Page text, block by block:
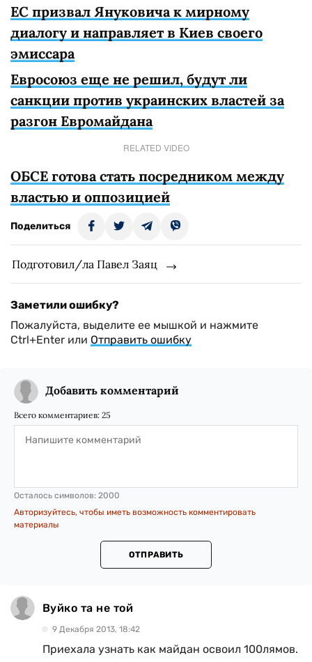
ЕС призвал Януковича к мирному
диалогу и направляет в Киев своего
эмиссара
Евросоюз еще не решил, будут ли
санкции против украинских властей за
разгон Евромайдана
RELATED VIDEO
ОБСЕ готова стать посредником между
властью и оппозицией
Поделиться
Подготовил/ла Павел Заяц
Заметили ошибку?
Пожалуйста, выделите ее мышкой и нажмите
Ctrl+Enter или Отправить ошибку
Добавить комментарий
Всего комментариев: 25
Осталось символов: 2000
Авторизуйтесь, чтобы иметь возможность комментировать
материалы
ОТПРАВИТЬ
Вуйко та не той
9 Декабря 2013, 18:42
Приехала узнать как майдан освоил 100лямов.